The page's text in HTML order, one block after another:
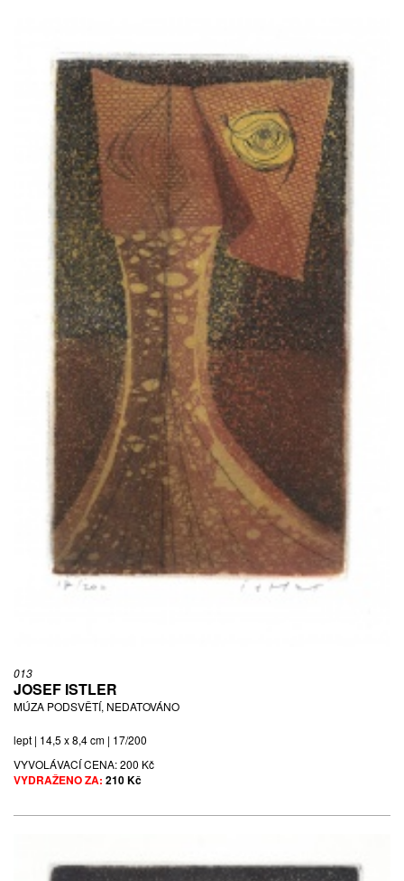
013
JOSEF ISTLER
MÚZA PODSVĚTÍ, NEDATOVÁNO
lept | 14,5 x 8,4 cm | 17/200
VYVOLÁVACÍ CENA:200 Kč
VYDRAŽENO ZA: 210 Kč